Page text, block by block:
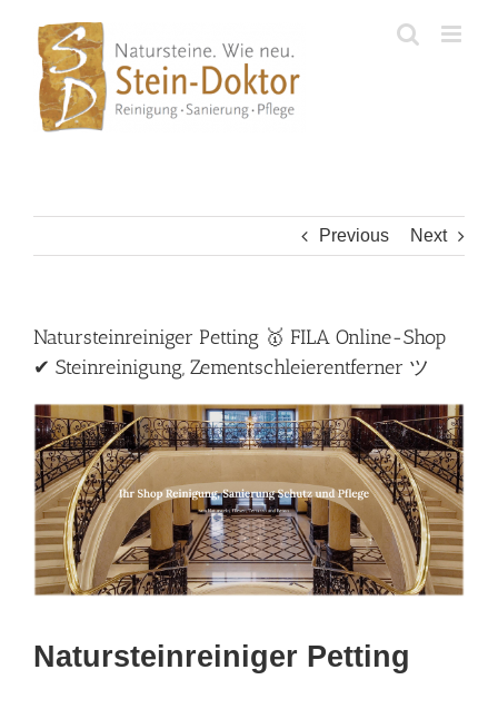
content
Previous Next
Natursteinreiniger Petting 🥇 FILA Online-Shop
✔ Steinreinigung, Zementschleierentferner ツ
Natursteinreiniger Petting